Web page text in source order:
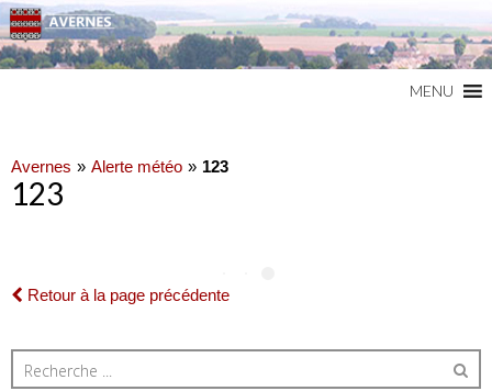
MENU
Avernes Alerte météo 123
123
Retour à la page précédente